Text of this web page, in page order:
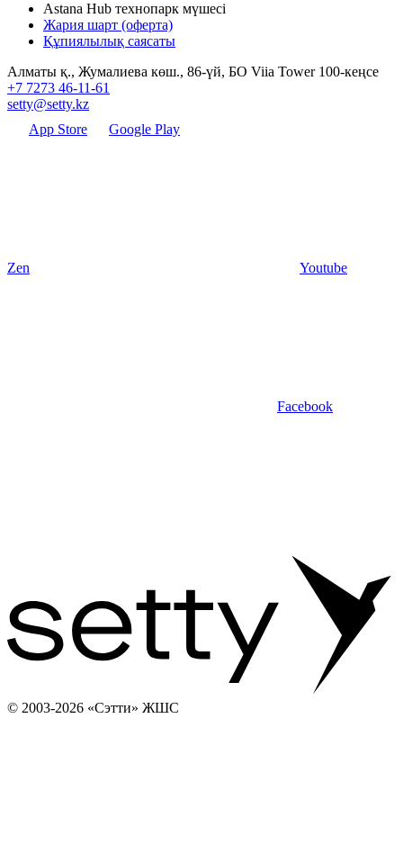
Astana Hub технопарк мүшесі
Жария шарт (оферта)
Құпиялылық саясаты
Алматы қ., Жумалиева көш., 86-үй, БО Viia Tower 100-кеңсе
+7 7273 46-11-61
setty@setty.kz
App Store
Google Play
Zen Youtube
Facebook
© 2003-2026 «Сэтти» ЖШС